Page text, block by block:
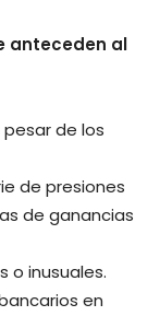
anteceden al
de los
de presiones
de ganancias
o inusuales.
en